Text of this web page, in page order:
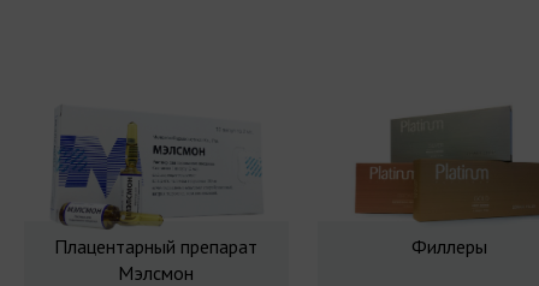
Плацентарный препарат
Мэлсмон
Филлеры